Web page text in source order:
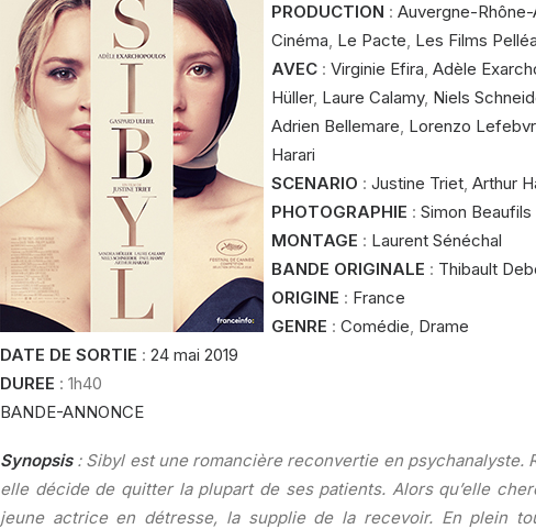
PRODUCTION : Auvergne-
Cinéma, Le Pacte, Les Films
AVEC : Virginie Efira, Adèle
Hüller, Laure Calamy, Niels
Adrien Bellemare, Lorenzo
Harari
SCENARIO : Justine Triet, Arthur
PHOTOGRAPHIE : Simon Beaufils
MONTAGE : Laurent Sénéchal
BANDE ORIGINALE : Thibault
ORIGINE : France
GENRE : Comédie, Drame
DATE DE SORTIE : 24 mai 2019
DUREE : 1h40
BANDE-ANNONCE
Synopsis: Sibyl est une romancière reconvertie en psychanalyste.
elle décide de quitter la plupart de ses patients. Alors qu’elle
jeune actrice en détresse, la supplie de la recevoir. En plein